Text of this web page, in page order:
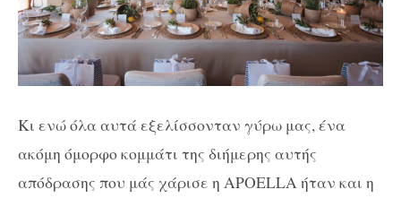
Κι ενώ όλα αυτά εξελίσσονταν γύρω μας, ένα
ακόμη όμορφο κομμάτι της διήμερης αυτής
απόδρασης που μάς χάρισε η APOELLA ήταν και η